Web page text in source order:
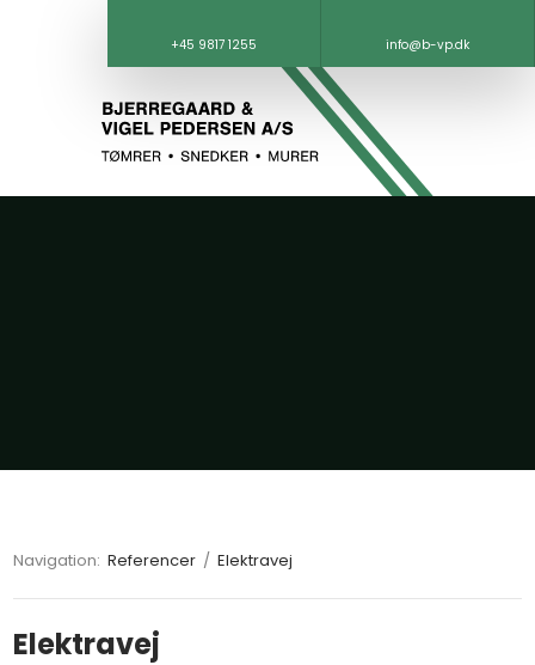
+45 9817 1255 info@b-vp.dk
Navigation: Referencer / Elektravej
Elektravej